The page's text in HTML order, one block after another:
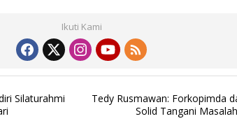
Ikuti Kami
Silaturahmi
Tedy Rusmawan: Forkopimda
Solid Tangani